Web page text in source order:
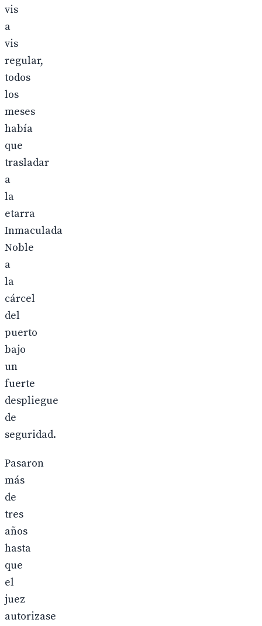
vis
a
vis
regular,
todos
los
meses
había
que
trasladar
a
la
etarra
Inmaculada
Noble
a
la
cárcel
del
puerto
bajo
un
fuerte
despliegue
de
seguridad.
Pasaron
más
de
tres
años
hasta
que
el
juez
autorizase